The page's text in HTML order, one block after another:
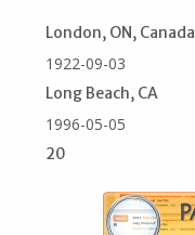
London, ON, Canada
1922-09-03
Long Beach, CA
1996-05-05
20